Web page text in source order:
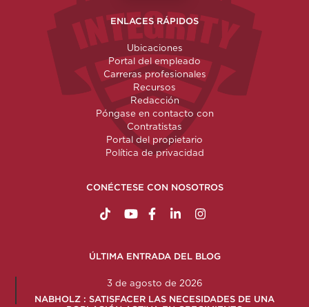
ENLACES RÁPIDOS
Ubicaciones
Portal del empleado
Carreras profesionales
Recursos
Redacción
Póngase en contacto con
Contratistas
Portal del propietario
Política de privacidad
CONÉCTESE CON NOSOTROS
https://www.tiktok.com/
http://www.youtube.com/
http://www.facebook.com/
http://www.linkedin.com/
http://
ÚLTIMA ENTRADA DEL BLOG
3 de agosto de 2026
NABHOLZ : SATISFACER LAS NECESIDADES DE UNA